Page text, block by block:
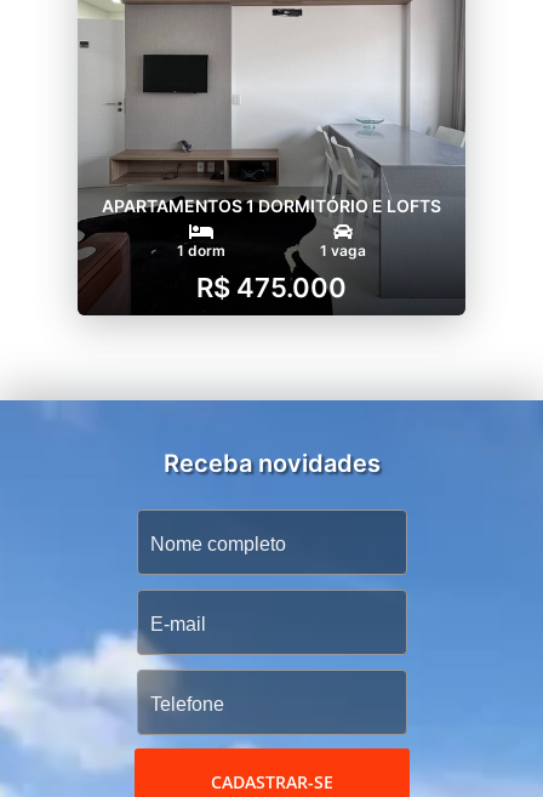
APARTAMENTOS 1 DORMITÓRIO E LOFTS
1 dorm 1 vaga
R$ 475.000
Receba novidades
CADASTRAR-SE